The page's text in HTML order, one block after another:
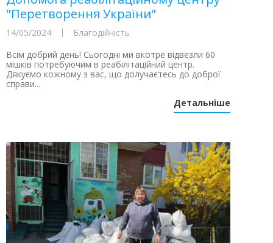
"Перетворення України"
14/05/2024
Благодійність
Всім добрий день! Сьогодні ми вкотре відвезли 60
мішків потребуючим в реабілітаційний центр.
Дякуємо кожному з вас, що долучаєтесь до доброї
справи...
Детальніше